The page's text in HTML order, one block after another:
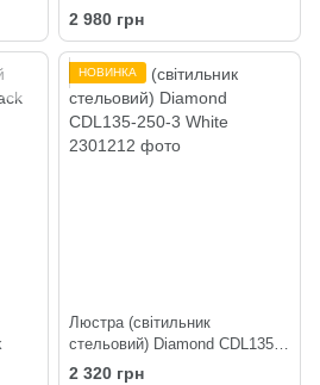
2 980 грн
НОВИНКА
Люстра (світильник
стельовий) Diamond CDL135-
250-3 White
2 320 грн